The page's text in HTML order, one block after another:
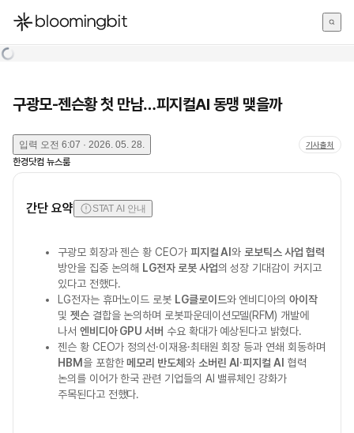
한국어
구광모-젠슨황 첫 만남…피지컬AI 동맹 맺을까
입력 오전 6:07 · 2026. 05. 28. 기사출처
한경닷컴 뉴스룸
간단 요약 STAT AI 안내
구광모 회장과 젠슨 황 CEO가 피지컬 AI와 로보틱스 사업 협력
방안을 집중 논의해 LG전자 로봇 사업의 성장 기대감이 커지고
있다고 전했다.
LG전자는 휴머노이드 로봇 LG클로이드와 엔비디아의 아이작
및 젯슨결합을 논의하며 로봇파운데이션모델(RFM) 개발에
나서 엔비디아 GPU 서버 수요 확대가 예상된다고 밝혔다.
젠슨 황 CEO가 정의선·이재용·최태원 회장 등과 연쇄 회동하며
HBM 을 포함한메모리 반도체 와 소버린 AI ·피지컬 AI 협력
논의를 이어가 한국 관련 기업들의 AI 밸류체인 강화가
주목된다고 전했다.